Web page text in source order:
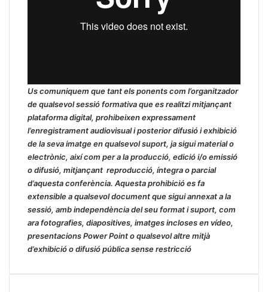
Us comuniquem que tant els ponents com l’organitzador
de qualsevol sessió formativa que es realitzi mitjançant
plataforma digital, prohibeixen expressament
l’enregistrament audiovisual i posterior difusió i exhibició
de la seva imatge en qualsevol suport, ja sigui material o
electrònic, així com per a la producció, edició i/o emissió
o difusió, mitjançant reproducció, íntegra o parcial
d’aquesta conferència. Aquesta prohibició es fa
extensible a qualsevol document que sigui annexat a la
sessió, amb independència del seu format i suport, com
ara fotografies, diapositives, imatges incloses en vídeo,
presentacions Power Point o qualsevol altre mitjà
d’exhibició o difusió pública sense restricció